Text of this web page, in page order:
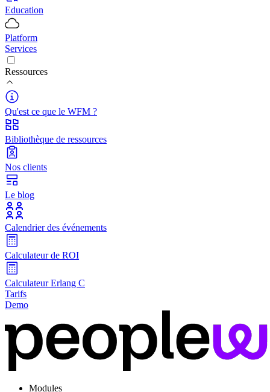
Education
Platform
Services
Ressources
Qu'est ce que le WFM ?
Bibliothèque de ressources
Nos clients
Le blog
Calendrier des événements
Calculateur de ROI
Calculateur Erlang C
Tarifs
Demo
Modules